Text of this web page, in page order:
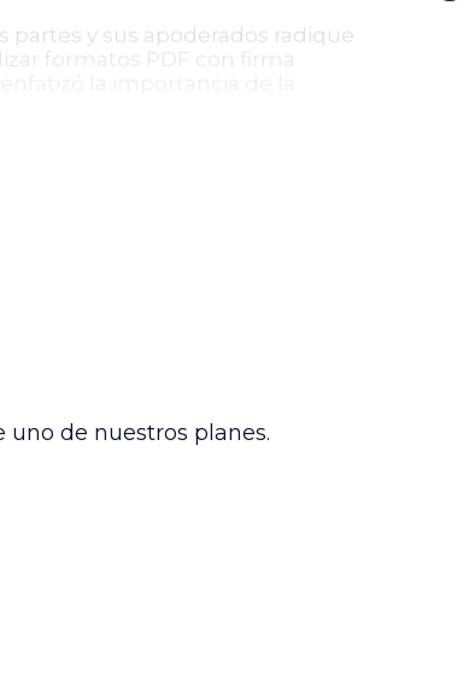
partes y sus apoderados radique
formatos PDF con firma
de nuestros planes.